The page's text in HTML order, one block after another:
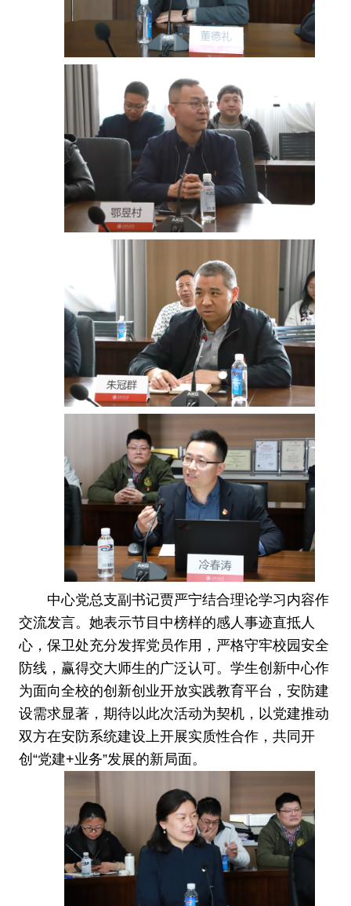
中心党总支副书记贾严宁结合理论学习内容作
交流发言。她表示节目中榜样的感人事迹直抵人
心，保卫处充分发挥党员作用，严格守牢校园安全
防线，赢得交大师生的广泛认可。学生创新中心作
为面向全校的创新创业开放实践教育平台，安防建
设需求显著，期待以此次活动为契机，以党建推动
双方在安防系统建设上开展实质性合作，共同开
创“党建+业务”发展的新局面。